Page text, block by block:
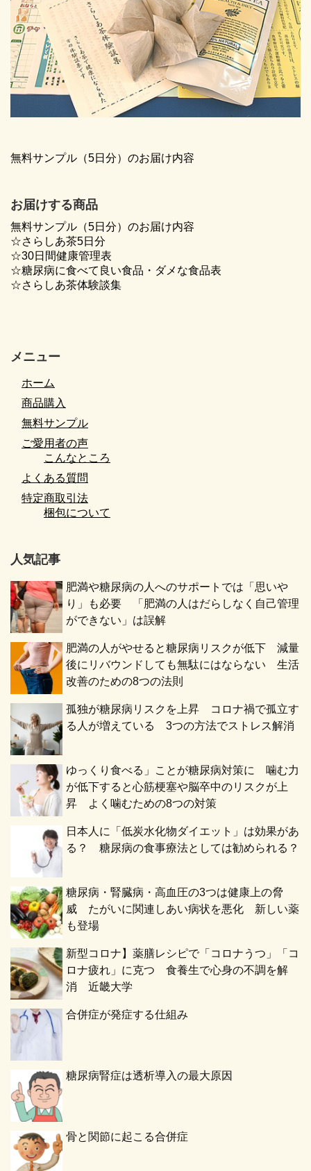
無料サンプル（5日分）のお届け内容
お届けする商品
無料サンプル（5日分）のお届け内容
☆さらしあ茶5日分
☆30日間健康管理表
☆糖尿病に食べて良い食品・ダメな食品表
☆さらしあ茶体験談集
メニュー
ホーム
商品購入
無料サンプル
ご愛用者の声
こんなところ
よくある質問
特定商取引法
梱包について
人気記事
肥満や糖尿病の人へのサポートでは「思いや
り」も必要 「肥満の人はだらしなく自己管理
ができない」は誤解
肥満の人がやせると糖尿病リスクが低下 減量
後にリバウンドしても無駄にはならない 生活
改善のための8つの法則
孤独が糖尿病リスクを上昇 コロナ禍で孤立す
る人が増えている 3つの方法でストレス解消
ゆっくり食べる」ことが糖尿病対策に 噛む力
が低下すると心筋梗塞や脳卒中のリスクが上
昇 よく噛むための8つの対策
日本人に「低炭水化物ダイエット」は効果があ
る？ 糖尿病の食事療法としては勧められる？
糖尿病・腎臓病・高血圧の3つは健康上の脅
威 たがいに関連しあい病状を悪化 新しい薬
も登場
新型コロナ】薬膳レシピで「コロナうつ」「コ
ロナ疲れ」に克つ 食養生で心身の不調を解
消 近畿大学
合併症が発症する仕組み
糖尿病腎症は透析導入の最大原因
骨と関節に起こる合併症